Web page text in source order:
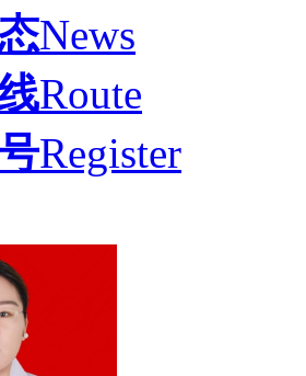
News
Route
Register